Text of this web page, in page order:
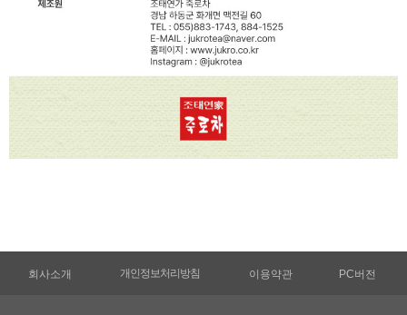
회사소개 개인정보처리방침 이용약관 PC버전